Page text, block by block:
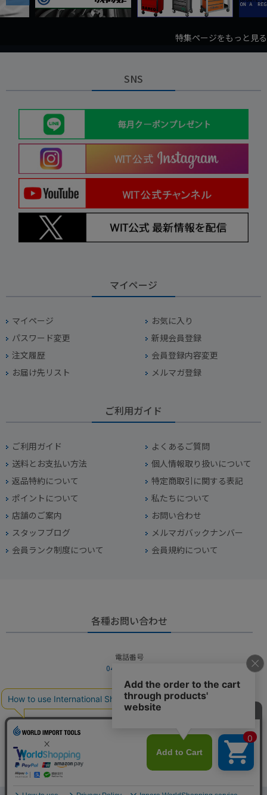
特集ページをもっと見る
SNS
マイページ
マイページ
お気に入り
パスワード変更
新規会員登録
注文履歴
会員登録内容変更
お届け先リスト
メルマガ登録
ご利用ガイド
ご利用ガイド
よくあるご質問
送料とお支払い方法
個人情報取り扱いについて
返品特約について
特定商取引に関する表記
ポイントについて
私たちについて
店舗のご案内
お問い合わせ
スタッフブログ
メルマガバックナンバー
会員ランク制度について
会員規約について
各種お問い合わせ
電話番号
045-949-2451
営業時間
10：00～19：00
お問い合わせフォームからお問い合わせ